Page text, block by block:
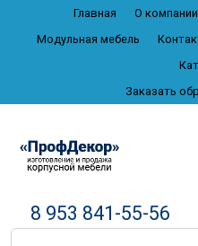
Главная О компании
Модульная мебель
Заказать
8 953 841-55-56